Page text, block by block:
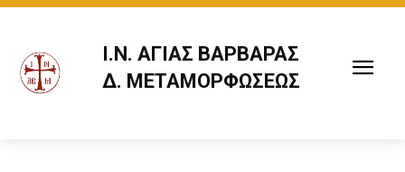
Ι.Ν. ΑΓΙΑΣ ΒΑΡΒΑΡΑΣ
Δ. ΜΕΤΑΜΟΡΦΩΣΕΩΣ